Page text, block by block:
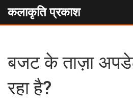
कलाकृति प्रकाश
बजट के ताज़ा
रहा है?